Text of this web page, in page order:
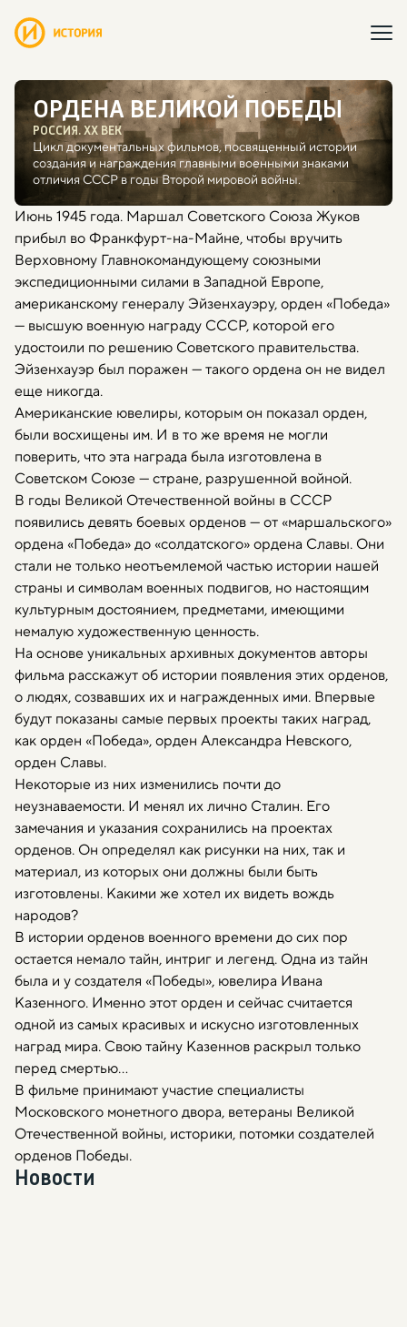
ОРДЕНА ВЕЛИКОЙ ПОБЕДЫ
РОССИЯ. ХХ ВЕК
Цикл документальных фильмов, посвященный истории
создания и награждения главными военными знаками
отличия СССР в годы Второй мировой войны.
Июнь 1945 года. Маршал Советского Союза Жуков
прибыл во Франкфурт-на-Майне, чтобы вручить
Верховному Главнокомандующему союзными
экспедиционными силами в Западной Европе,
американскому генералу Эйзенхауэру, орден «Победа»
— высшую военную награду СССР, которой его
удостоили по решению Советского правительства.
Эйзенхауэр был поражен — такого ордена он не видел
еще никогда.
Американские ювелиры, которым он показал орден,
были восхищены им. И в то же время не могли
поверить, что эта награда была изготовлена в
Советском Союзе — стране, разрушенной войной.
В годы Великой Отечественной войны в СССР
появились девять боевых орденов — от «маршальского»
ордена «Победа» до «солдатского» ордена Славы. Они
стали не только неотъемлемой частью истории нашей
страны и символам военных подвигов, но настоящим
культурным достоянием, предметами, имеющими
немалую художественную ценность.
На основе уникальных архивных документов авторы
фильма расскажут об истории появления этих орденов,
о людях, созвавших их и награжденных ими. Впервые
будут показаны самые первых проекты таких наград,
как орден «Победа», орден Александра Невского,
орден Славы.
Некоторые из них изменились почти до
неузнаваемости. И менял их лично Сталин. Его
замечания и указания сохранились на проектах
орденов. Он определял как рисунки на них, так и
материал, из которых они должны были быть
изготовлены. Какими же хотел их видеть вождь
народов?
В истории орденов военного времени до сих пор
остается немало тайн, интриг и легенд. Одна из тайн
была и у создателя «Победы», ювелира Ивана
Казенного. Именно этот орден и сейчас считается
одной из самых красивых и искусно изготовленных
наград мира. Свою тайну Казеннов раскрыл только
перед смертью…
В фильме принимают участие специалисты
Московского монетного двора, ветераны Великой
Отечественной войны, историки, потомки создателей
орденов Победы.
Новости